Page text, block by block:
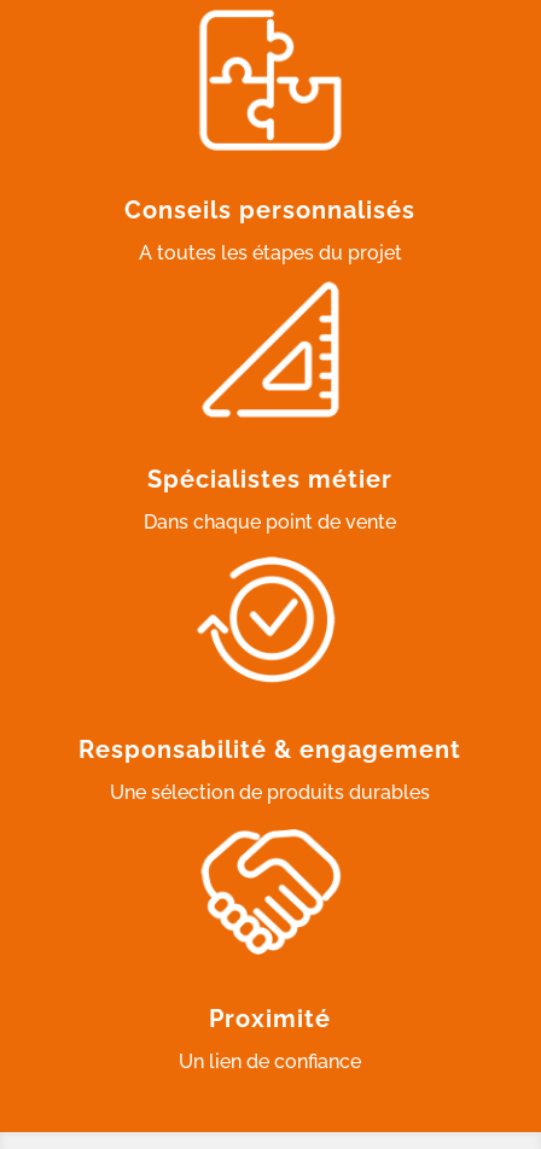
Conseils personnalisés
A toutes les étapes du projet
Spécialistes métier
Dans chaque point de vente
Responsabilité & engagement
Une sélection de produits durables
Proximité
Un lien de confiance